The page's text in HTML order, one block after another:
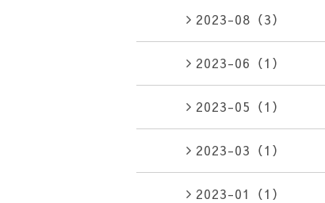
2023-08（3）
2023-06（1）
2023-05（1）
2023-03（1）
2023-01（1）